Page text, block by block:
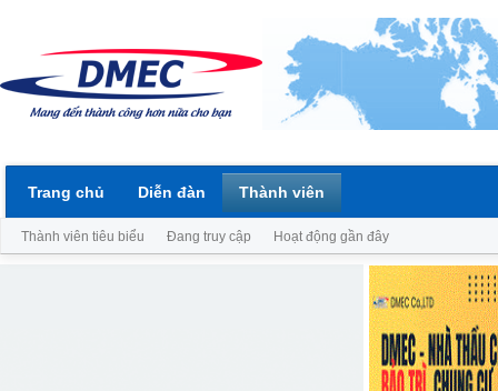
Trang chủ Diễn đàn Thành viên
Thành viên tiêu biểu Đang truy cập Hoạt động gần đây